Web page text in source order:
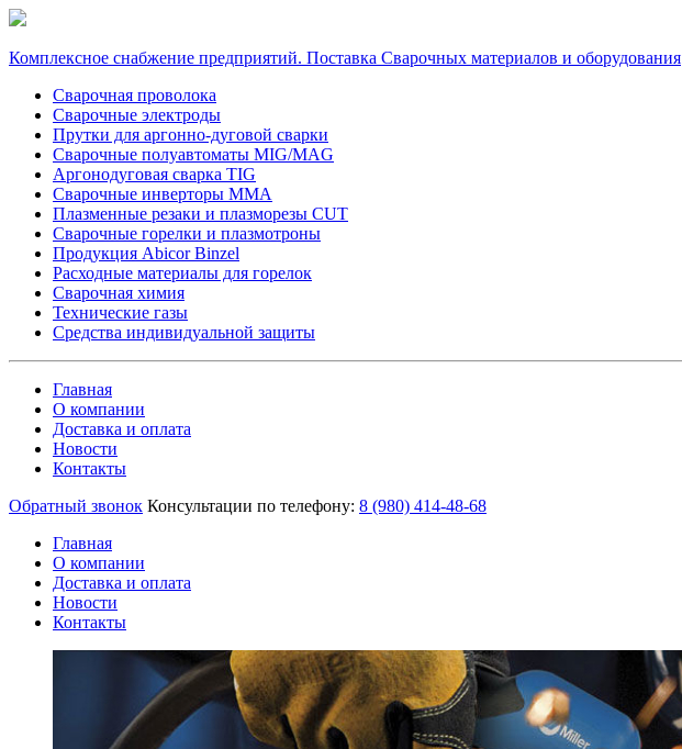
Комплексное снабжение предприятий. Поставка Сварочных материалов и оборудования
Сварочная проволока
Сварочные электроды
Прутки для аргонно-дуговой сварки
Сварочные полуавтоматы MIG/MAG
Аргонодуговая сварка TIG
Сварочные инверторы MMA
Плазменные резаки и плазморезы CUT
Сварочные горелки и плазмотроны
Продукция Abicor Binzel
Расходные материалы для горелок
Сварочная химия
Технические газы
Средства индивидуальной защиты
Главная
О компании
Доставка и оплата
Новости
Контакты
Обратный звонок Консультации по телефону: 8 (980) 414-48-68
Главная
О компании
Доставка и оплата
Новости
Контакты